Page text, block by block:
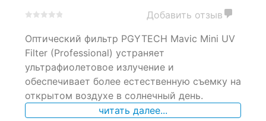
out
on
customer
ratings
Добавить отзыв
Оптический фильтр PGYTECH Mavic Mini UV
Filter (Professional) устраняет
ультрафиолетовое излучение и
обеспечивает более естественную съемку на
открытом воздухе в солнечный день.
читать далее...